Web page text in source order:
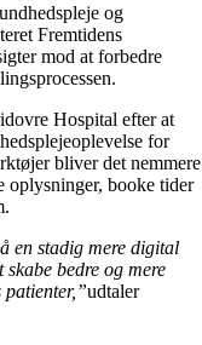
og
Fremtidens
mod at forbedre
Hospital efter at
for
bliver det nemmere
oplysninger, booke tider
en stadig mere digital
bedre og mere
patienter,”udtaler